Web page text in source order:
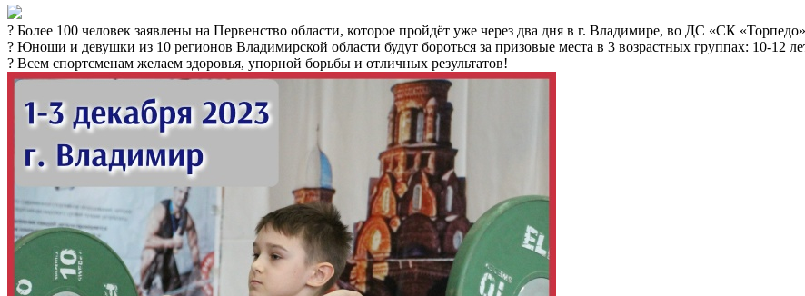
? Более 100 человек заявлены на Первенство области, которое пройдёт уже через два дня в г. Владимире, во ДС «СК
?️ Юноши и девушки из 10 регионов Владимирской области будут бороться за призовые места в 3 возрастных группах: 10-12
? Всем спортсменам желаем здоровья, упорной борьбы и отличных результатов!